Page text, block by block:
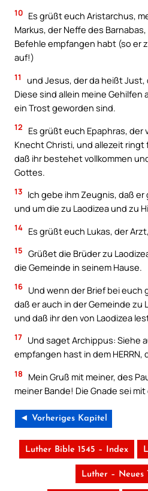
10 Es grüßt euch Aristarchus,
Markus, der Neffe des
Befehle empfangen habt (so er
auf!)
11
und Jesus, der da heißt Just,
Diese sind allein meine Gehilfen
ein Trost geworden sind.
12
Es grüßt euch Epaphras, der
Knecht Christi, und allezeit
daß ihr bestehet vollkommen
Gottes.
13 Ich gebe ihm Zeugnis, daß
und um die zu Laodizea und zu
14 Es grüßt euch Lukas, der
15 Grüßet die Brüder zu
die Gemeinde in seinem Hause.
16 Und wenn der Brief bei euch
daß er auch in der Gemeinde zu
und daß ihr den von Laodizea
17 Und saget Archippus: Siehe
empfangen hast in dem
18
Mein Gruß mit meiner, des
meiner Bande! Die Gnade sei
◄ Vorheriges Kapitel
Luther Bible 1545 – Index
Luther – Neues